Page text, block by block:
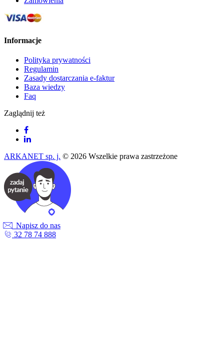
Informacje
Polityka prywatności
Regulamin
Zasady dostarczania e-faktur
Baza wiedzy
Faq
Zaglądnij też
ARKANET sp. j. © 2026 Wszelkie prawa zastrzeżone
Napisz do nas
32 78 74 888